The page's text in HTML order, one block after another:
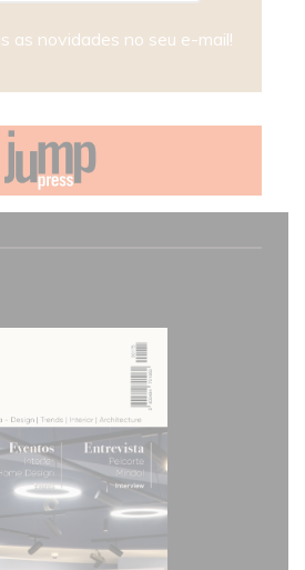
as novidades no seu e-mail!